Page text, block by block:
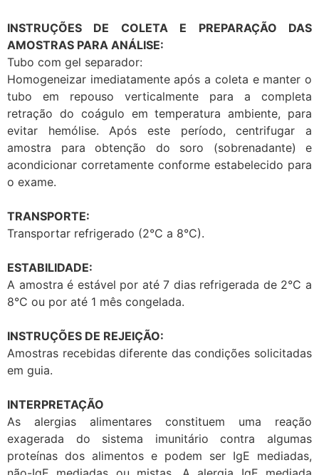
INSTRUÇÕES DE COLETA E PREPARAÇÃO DAS
AMOSTRAS PARA ANÁLISE:
Tubo com gel separador:
Homogeneizar imediatamente após a coleta e manter o
tubo em repouso verticalmente para a completa
retração do coágulo em temperatura ambiente, para
evitar hemólise. Após este período, centrifugar a
amostra para obtenção do soro (sobrenadante) e
acondicionar corretamente conforme estabelecido para
o exame.
TRANSPORTE:
Transportar refrigerado (2°C a 8°C).
ESTABILIDADE:
A amostra é estável por até 7 dias refrigerada de 2°C a
8°C ou por até 1 mês congelada.
INSTRUÇÕES DE REJEIÇÃO:
Amostras recebidas diferente das condições solicitadas
em guia.
INTERPRETAÇÃO
As alergias alimentares constituem uma reação
exagerada do sistema imunitário contra algumas
proteínas dos alimentos e podem ser IgE mediadas,